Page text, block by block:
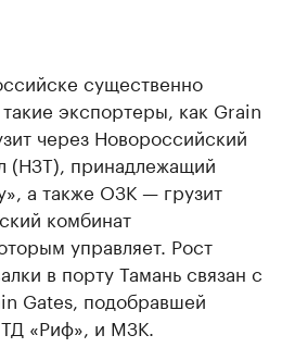
существенно
экспортеры, как Grain
через Новороссийский
(НЗТ), принадлежащий
а также ОЗК — грузит
комбинат
управляет. Рост
в порту Тамань связан с
Gates, подобравшей
«Риф», и МЗК.